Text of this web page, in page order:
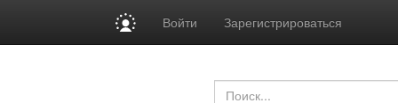
Войти Зарегистрироваться